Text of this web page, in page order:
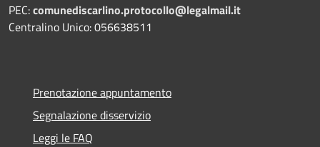
PEC:comunediscarlino.protocollo@legalmail.it
Centralino Unico: 056638511
Prenotazione appuntamento
Segnalazione disservizio
Leggi le FAQ